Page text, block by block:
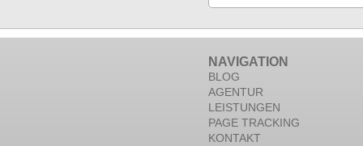
NAVIGATION
BLOG
AGENTUR
LEISTUNGEN
PAGE TRACKING
KONTAKT